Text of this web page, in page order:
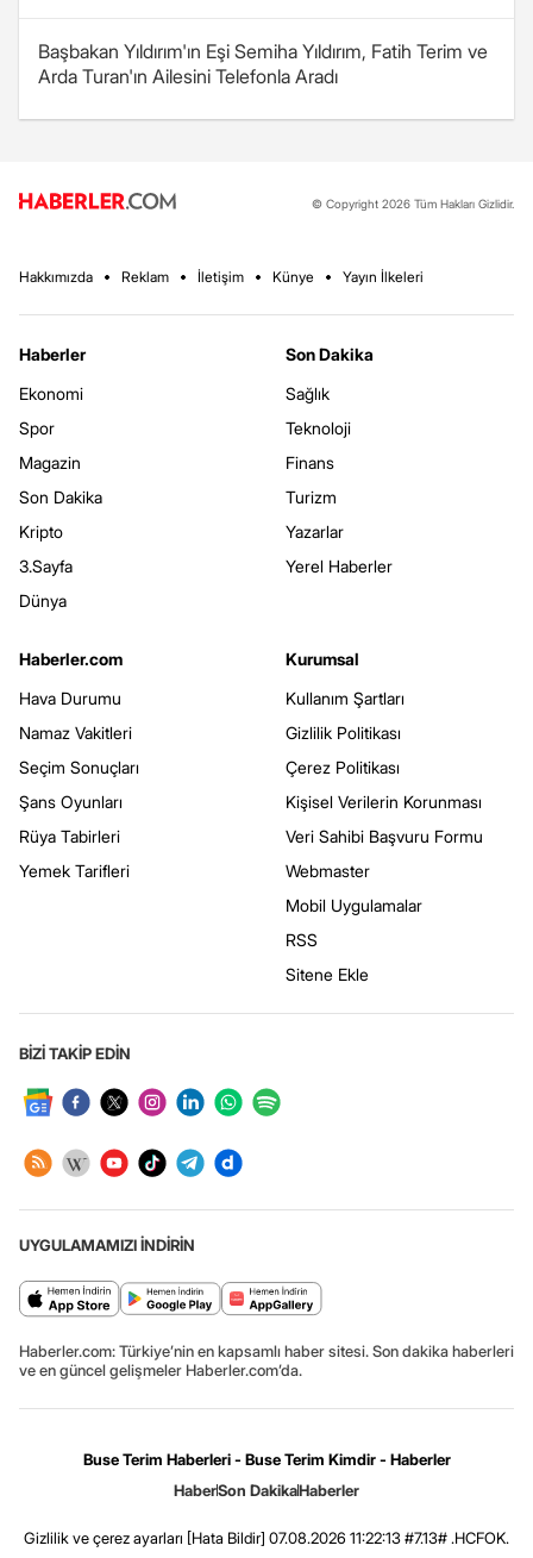
Başbakan Yıldırım'ın Eşi Semiha Yıldırım, Fatih Terim ve
Arda Turan'ın Ailesini Telefonla Aradı
© Copyright 2026 Tüm Hakları Gizlidir.
Hakkımızda Reklam İletişim Künye Yayın İlkeleri
Haberler
Ekonomi
Spor
Magazin
Son Dakika
Kripto
3.Sayfa
Dünya
Son Dakika
Sağlık
Teknoloji
Finans
Turizm
Yazarlar
Yerel Haberler
Haberler.com
Hava Durumu
Namaz Vakitleri
Seçim Sonuçları
Şans Oyunları
Rüya Tabirleri
Yemek Tarifleri
Kurumsal
Kullanım Şartları
Gizlilik Politikası
Çerez Politikası
Kişisel Verilerin Korunması
Veri Sahibi Başvuru Formu
Webmaster
Mobil Uygulamalar
RSS
Sitene Ekle
BİZİ TAKİP EDİN
UYGULAMAMIZI İNDİRİN
Haberler.com: Türkiye’nin en kapsamlı haber sitesi. Son dakika haberleri
ve en güncel gelişmeler Haberler.com’da.
Buse Terim Haberleri - Buse Terim Kimdir - Haberler
HaberSon DakikaHaberler
Gizlilik ve çerez ayarları [Hata Bildir] 07.08.2026 11:22:13 #7.13# .HCFOK.